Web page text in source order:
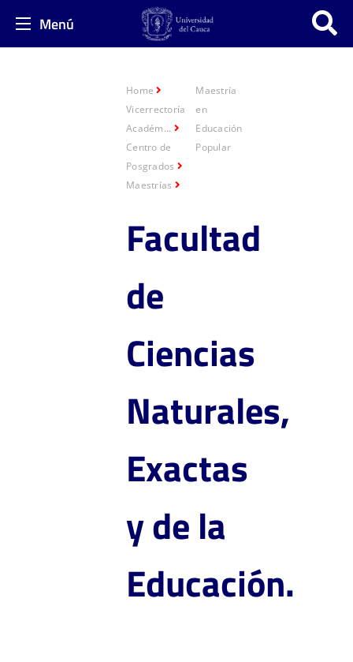
Menú
Home
Vicerrectoría
Académ...
Centro de
Posgrados
Maestrías
Maestría
en
Educación
Popular
Facultad
de
Ciencias
Naturales,
Exactas
y de la
Educación.